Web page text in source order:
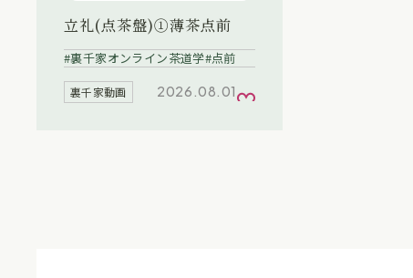
立礼(点茶盤)①薄茶点前
裏千家オンライン茶道学 点前
裏千家動画 2026.08.01
お気に入り